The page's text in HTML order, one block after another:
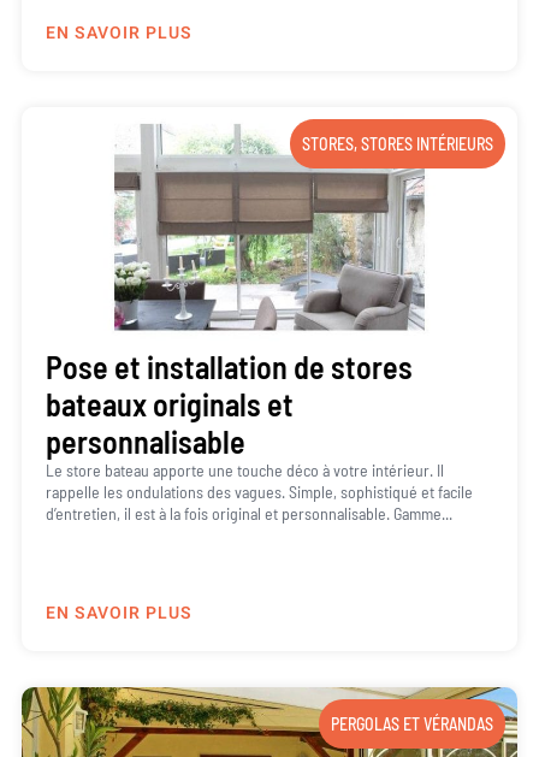
EN SAVOIR PLUS
STORES,STORES INTÉRIEURS
Pose et installation de stores
bateaux originals et
personnalisable
Le store bateau apporte une touche déco à votre intérieur. Il
rappelle les ondulations des vagues. Simple, sophistiqué et facile
d’entretien, il est à la fois original et personnalisable. Gamme...
EN SAVOIR PLUS
PERGOLAS ET VÉRANDAS